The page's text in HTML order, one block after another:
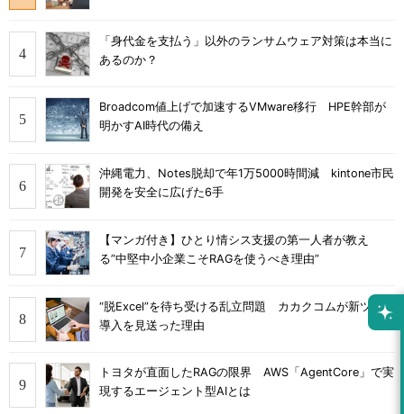
「身代金を支払う」以外のランサムウェア対策は本当に
あるのか？
Broadcom値上げで加速するVMware移行 HPE幹部が
明かすAI時代の備え
沖縄電力、Notes脱却で年1万5000時間減 kintone市民
開発を安全に広げた6手
【マンガ付き】ひとり情シス支援の第一人者が教え
る”中堅中小企業こそRAGを使うべき理由”
“脱Excel”を待ち受ける乱立問題 カカクコムが新ツール
導入を見送った理由
トヨタが直面したRAGの限界 AWS「AgentCore」で実
現するエージェント型AIとは